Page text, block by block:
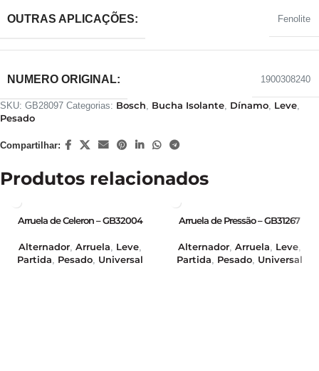
OUTRAS APLICAÇÕES: Fenolite
NUMERO ORIGINAL: 1900308240
SKU: GB28097 Categorias: Bosch, Bucha Isolante, Dínamo, Leve,
Pesado
Compartilhar:
Produtos relacionados
Arruela de Celeron – GB32004
Alternador, Arruela, Leve,
Partida, Pesado, Universal
Arruela de Pressão – GB31267
Alternador, Arruela, Leve,
Partida, Pesado, Universal